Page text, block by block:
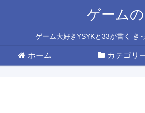
ゲーム
ゲーム大好きYSYKと33が書く き
ホーム カテゴリ